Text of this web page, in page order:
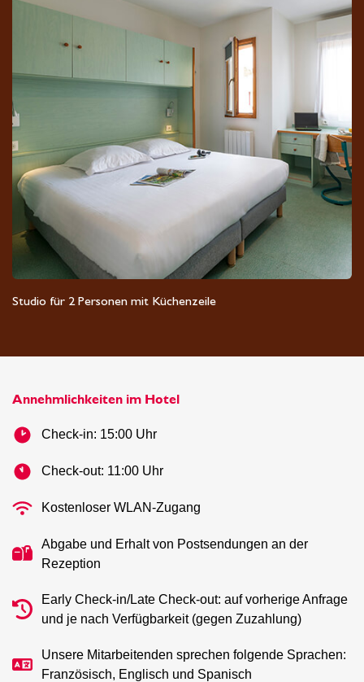
Studio für 2 Personen mit Küchenzeile
Annehmlichkeiten im Hotel
Check-in: 15:00 Uhr
Check-out: 11:00 Uhr
Kostenloser WLAN-Zugang
Abgabe und Erhalt von Postsendungen an der
Rezeption
Early Check-in/Late Check-out: auf vorherige Anfrage
und je nach Verfügbarkeit (gegen Zuzahlung)
Unsere Mitarbeitenden sprechen folgende Sprachen:
Französisch, Englisch und Spanisch